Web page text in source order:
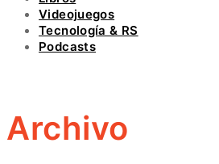
Videojuegos
Tecnología & RS
Podcasts
Archivo